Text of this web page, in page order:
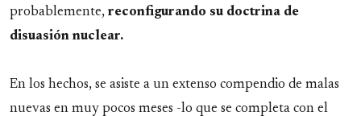
probablemente, reconfigurando su doctrina de
disuasión nuclear.
En los hechos, se asiste a un extenso compendio de malas
nuevas en muy pocos meses -lo que se completa con el